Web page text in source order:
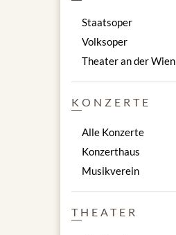
Staatsoper
Volksoper
Theater an der Wien
KONZERTE
Alle Konzerte
Konzerthaus
Musikverein
THEATER